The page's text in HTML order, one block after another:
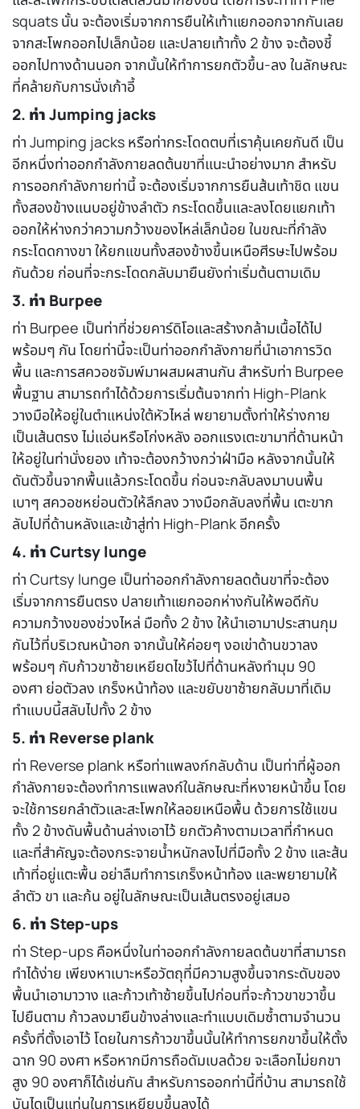
squats นั้น จะต้องเริ่มจากการยืนให้เท้าแยกออกจากกันเลย
จากสะโพกออกไปเล็กน้อย และปลายเท้าทั้ง 2 ข้าง จะต้องชี้
ออกไปทางด้านนอก จากนั้นให้ทำการยกตัวขึ้น-ลง ในลักษณะ
ที่คล้ายกับการนั่งเก้าอี้
2. ท่า Jumping jacks
ท่า Jumping jacks หรือท่ากระโดดตบที่เราคุ้นเคยกันดี เป็น
อีกหนึ่งท่าออกกำลังกายลดต้นขาที่แนะนำอย่างมาก สำหรับ
การออกกำลังกายท่านี้ จะต้องเริ่มจากการยืนส้นเท้าชิด แขน
ทั้งสองข้างแนบอยู่ข้างลำตัว กระโดดขึ้นและลงโดยแยกเท้า
ออกให้ห่างกว่าความกว้างของไหล่เล็กน้อย ในขณะที่กำลัง
กระโดดกางขา ให้ยกแขนทั้งสองข้างขึ้นเหนือศีรษะไปพร้อม
กันด้วย ก่อนที่จะกระโดดกลับมายืนยังท่าเริ่มต้นตามเดิม
3. ท่า Burpee
ท่า Burpee เป็นท่าที่ช่วยคาร์ดิโอและสร้างกล้ามเนื้อได้ไป
พร้อมๆ กัน โดยท่านี้จะเป็นท่าออกกำลังกายที่นำเอาการวิด
พื้น และการสควอชจัมพ์มาผสมผสานกัน สำหรับท่า Burpee
พื้นฐาน สามารถทำได้ด้วยการเริ่มต้นจากท่า High-Plank
วางมือให้อยู่ในตำแหน่งใต้หัวไหล่ พยายามตั้งท่าให้ร่างกาย
เป็นเส้นตรง ไม่แอ่นหรือโก่งหลัง ออกแรงเตะขามาที่ด้านหน้า
ให้อยู่ในท่านั่งยอง เท้าจะต้องกว้างกว่าฝ่ามือ หลังจากนั้นให้
ดันตัวขึ้นจากพื้นแล้วกระโดดขึ้น ก่อนจะกลับลงมาบนพื้น
เบาๆ สควอชหย่อนตัวให้ลึกลง วางมือกลับลงที่พื้น เตะขาก
ลับไปที่ด้านหลังและเข้าสู่ท่า High-Plank อีกครั้ง
4. ท่า Curtsy lunge
ท่า Curtsy lunge เป็นท่าออกกำลังกายลดต้นขาที่จะต้อง
เริ่มจากการยืนตรง ปลายเท้าแยกออกห่างกันให้พอดีกับ
ความกว้างของช่วงไหล่ มือทั้ง 2 ข้าง ให้นำเอามาประสานกุม
กันไว้ที่บริเวณหน้าอก จากนั้นให้ค่อยๆ งอเข่าด้านขวาลง
พร้อมๆ กับก้าวขาซ้ายเหยียดไขว้ไปที่ด้านหลังทำมุม 90
องศา ย่อตัวลง เกร็งหน้าท้อง และขยับขาซ้ายกลับมาที่เดิม
ทำแบบนี้สลับไปทั้ง 2 ข้าง
5. ท่า Reverse plank
ท่า Reverse plank หรือท่าแพลงก์กลับด้าน เป็นท่าที่ผู้ออก
กำลังกายจะต้องทำการแพลงก์ในลักษณะที่หงายหน้าขึ้น โดย
จะใช้การยกลำตัวและสะโพกให้ลอยเหนือพื้น ด้วยการใช้แขน
ทั้ง 2 ข้างดันพื้นด้านล่างเอาไว้ ยกตัวค้างตามเวลาที่กำหนด
และที่สำคัญจะต้องกระจายน้ำหนักลงไปที่มือทั้ง 2 ข้าง และส้น
เท้าที่อยู่แตะพื้น อย่าลืมทำการเกร็งหน้าท้อง และพยายามให้
ลำตัว ขา และก้น อยู่ในลักษณะเป็นเส้นตรงอยู่เสมอ
6. ท่า Step-ups
ท่า Step-ups คือหนึ่งในท่าออกกำลังกายลดต้นขาที่สามารถ
ทำได้ง่าย เพียงหาเบาะหรือวัตถุที่มีความสูงขึ้นจากระดับของ
พื้นนำเอามาวาง และก้าวเท้าซ้ายขึ้นไปก่อนที่จะก้าวขาขวาขึ้น
ไปยืนตาม ก้าวลงมายืนข้างล่างและทำแบบเดิมซ้ำตามจำนวน
ครั้งที่ตั้งเอาไว้ โดยในการก้าวขาขึ้นนั้นให้ทำการยกขาขึ้นให้ตั้ง
ฉาก 90 องศา หรือหากมีการถือดัมเบลด้วย จะเลือกไม่ยกขา
สูง 90 องศาก็ได้เช่นกัน สำหรับการออกท่านี้ที่บ้าน สามารถใช้
บันไดเป็นแท่นในการเหยียบขึ้นลงได้